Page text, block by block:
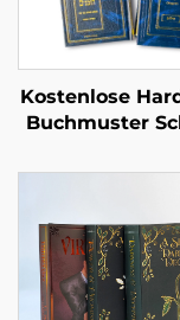
Kostenlose
Buchmuster
Hardcover-
Druck